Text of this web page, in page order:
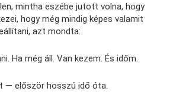
mintha eszébe jutott volna, hogy
hogy még mindig képes valamit
azt mondta:
Ha még áll. Van kezem. És időm.
— először hosszú idő óta.